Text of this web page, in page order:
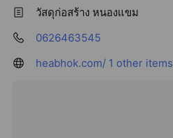
วัสดุก่อสร้าง หนองแขม
0626463545
heabhok.com/ 1 other items